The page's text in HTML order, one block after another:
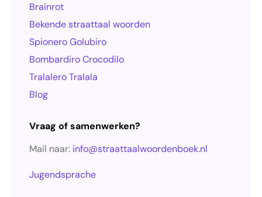
Brainrot
Bekende straattaal woorden
Spionero Golubiro
Bombardiro Crocodilo
Tralalero Tralala
Blog
Vraag of samenwerken?
Mail naar: info@straattaalwoordenboek.nl
Jugendsprache